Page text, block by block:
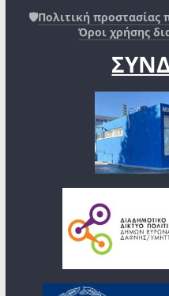
🛡️Πολιτική
Όροι χρήσης